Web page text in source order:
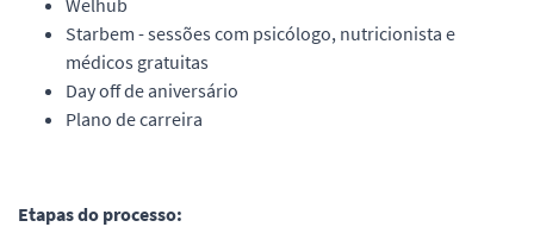
Starbem - sessões com psicólogo, nutricionista e
médicos gratuitas
Day off de aniversário
Plano de carreira
Etapas do processo: